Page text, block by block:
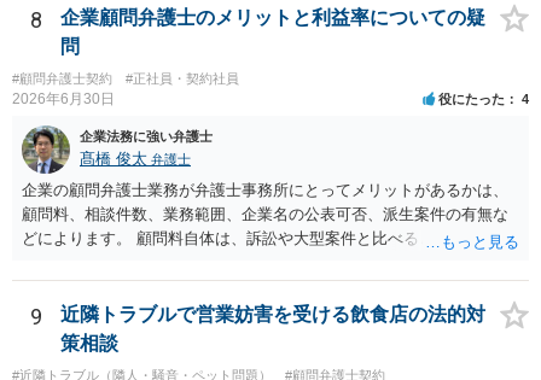
一方的に契約不履行のように伝えられ」とのことですが、「物理的に
できない」と真に言えるのかどうか、なぜ「物理的にできない開発」
を請け負うことになったのかが問題です。 もし、「物理的にできな
い」という意味が、単に「契約に記載された納期では間に合わない」
ということであれば、それは単純に履行遅滞を理由とする債務不履行
ですから、契約解除は有効です。 「物理的にできない」が、そもそも
そのような開発は理論的に不可能（例えば、タイムマシンを作るとい
う契約等）であれば、契約自体が無効になる可能性があります。 いず
れの場合であっても、結局は、上記の「物理的にできない」部分を除
いた部分は開発完了しているということですから、その部分に相当す
る請負代金は請求できる可能性があります。 ただし、当該開発完了部
分だけでどれくらいの価値があるのか、が問題になります。 一般論は
以上で、より個別的なお話は、詳しい契約内容や開発内容を知る必要
がありますので、正式に弁護士に相談することも検討された方がよい
と思います。
8
企業顧問弁護士のメリットと利益率についての疑
問
#顧問弁護士契約 #正社員・契約社員
2026年6月30日 役にたった 4
企業法務に強い弁護士
髙橋 俊太 弁護士
企業の顧問弁護士業務が弁護士事務所にとってメリットがあるかは、
顧問料、相談件数、業務範囲、企業名の公表可否、派生案件の有無な
どによります。 顧問料自体は、訴訟や大型案件と比べると大きな利益
とってメリットです。また、契約書、労務、債権回収、クレーム対
応、従業員対応など、顧問先から別案件が発生することもあります。
さらに、ある程度知名度のある企業について、実名で顧問先として公
表できるのであれば、事務所の信用や実績としての意味もあります。
9
近隣トラブルで営業妨害を受ける飲食店の法的対
策相談
#近隣トラブル（隣人・騒音・ペット問題）
#顧問弁護士契約